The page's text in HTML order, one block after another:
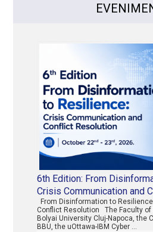
6th Edition: From
Crisis Communication and
From Disinformation to
Conflict Resolution The Faculty of
Bolyai University Cluj-Napoca, the
BBU, the uOttawa-IBM Cyber …